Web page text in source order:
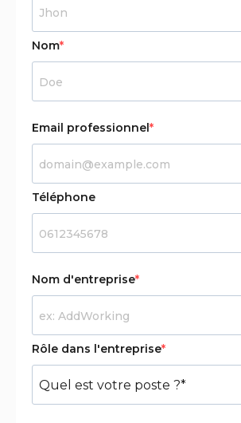
Nom
Email professionnel
Téléphone
Nom d'entreprise
Rôle dans l'entreprise